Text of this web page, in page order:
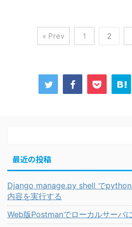
« Prev 1 2
最近の投稿
Django manage.py shell で
内容を実行する
Web版Postmanでローカルサーバ